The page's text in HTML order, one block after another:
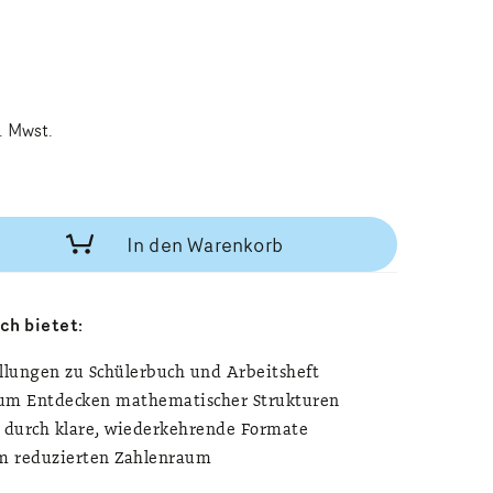
Mwst.
In den Warenkorb
bietet:
zu Schülerbuch und Arbeitsheft
Entdecken mathematischer Strukturen
klare, wiederkehrende Formate
reduzierten Zahlenraum